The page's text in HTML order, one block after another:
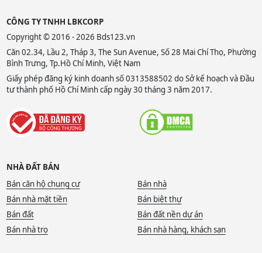
CÔNG TY TNHH LBKCORP
Copyright © 2016 - 2026 Bds123.vn
Căn 02.34, Lầu 2, Tháp 3, The Sun Avenue, Số 28 Mai Chí Thọ, Phường
Bình Trưng, Tp.Hồ Chí Minh, Việt Nam
Giấy phép đăng ký kinh doanh số 0313588502 do Sở kế hoạch và Đầu
tư thành phố Hồ Chí Minh cấp ngày 30 tháng 3 năm 2017.
NHÀ ĐẤT BÁN
Bán căn hộ chung cư
Bán nhà
Bán nhà mặt tiền
Bán biệt thự
Bán đất
Bán đất nền dự án
Bán nhà trọ
Bán nhà hàng, khách sạn